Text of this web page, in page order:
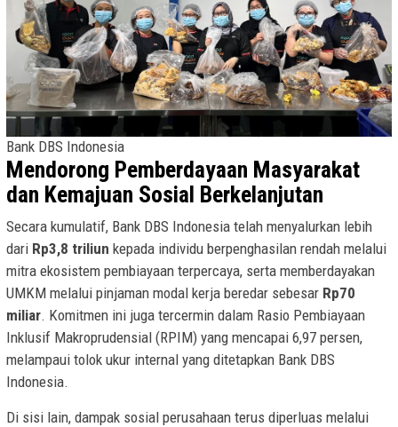
Bank DBS Indonesia
Mendorong Pemberdayaan Masyarakat
dan Kemajuan Sosial Berkelanjutan
Secara kumulatif, Bank DBS Indonesia telah menyalurkan lebih
dari Rp3,8 triliun kepada individu berpenghasilan rendah melalui
mitra ekosistem pembiayaan terpercaya, serta memberdayakan
UMKM melalui pinjaman modal kerja beredar sebesar Rp70
miliar. Komitmen ini juga tercermin dalam Rasio Pembiayaan
Inklusif Makroprudensial (RPIM) yang mencapai 6,97 persen,
melampaui tolok ukur internal yang ditetapkan Bank DBS
Indonesia.
Di sisi lain, dampak sosial perusahaan terus diperluas melalui